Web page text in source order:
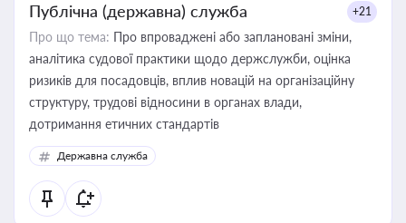
Публічна (державна) служба +21
Про що тема: Про впроваджені або заплановані зміни,
аналітика судової практики щодо держслужби, оцінка
ризиків для посадовців, вплив новацій на організаційну
структуру, трудові відносини в органах влади,
дотримання етичних стандартів
Державна служба